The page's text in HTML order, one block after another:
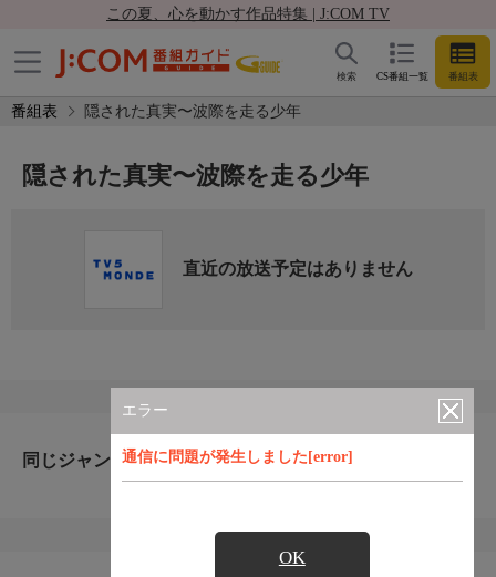
この夏、心を動かす作品特集 | J:COM TV
CS番組一覧 番組表
検索
番組表 隠された真実〜波際を走る少年
エラー
通信に問題が発生しました[error]
OK
隠された真実〜波際を走る少年
直近の放送予定はありません
同じジャンルのおすすめ番組